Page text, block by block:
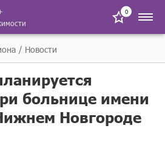
0
Новости
больнице имени
Новгороде